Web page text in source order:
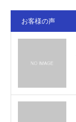
お客様の声